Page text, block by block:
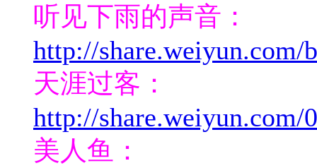
听见下雨的声音：
http://share.weiyun.com/
天涯过客：
http://share.weiyun.com/
美人鱼：